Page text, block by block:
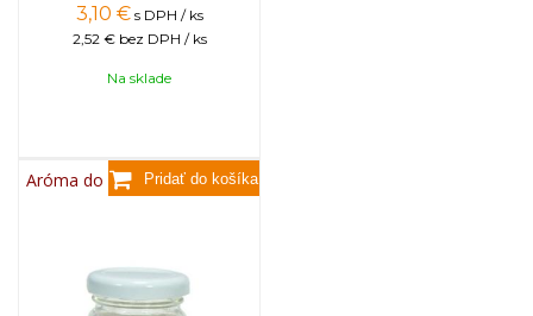
3,10 € s DPH / ks
2,52 € bez DPH / ks
Na sklade
Aróma do sviečok, 25g - ruža